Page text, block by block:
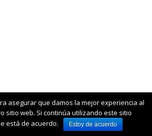
asegurar que damos la mejor experiencia al
sitio web. Si continúa utilizando este sitio
está de acuerdo.
Estoy de acuerdo